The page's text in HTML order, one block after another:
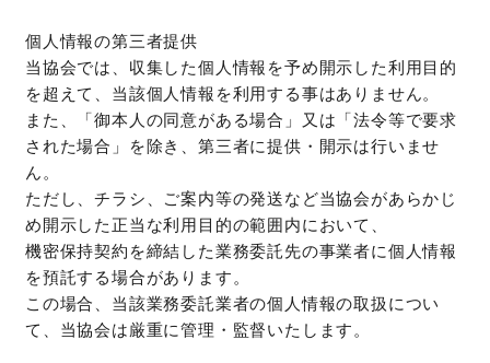
個人情報の第三者提供
当協会では、収集した個人情報を予め開示した利用目的
を超えて、当該個人情報を利用する事はありません。
また、「御本人の同意がある場合」又は「法令等で要求
された場合」を除き、第三者に提供・開示は行いませ
ん。
ただし、チラシ、ご案内等の発送など当協会があらかじ
め開示した正当な利用目的の範囲内において、
機密保持契約を締結した業務委託先の事業者に個人情報
を預託する場合があります。
この場合、当該業務委託業者の個人情報の取扱につい
て、当協会は厳重に管理・監督いたします。